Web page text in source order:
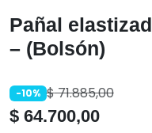
Pañal
– (Bolsón)
-10% $71.885,00
$ 64.700,00